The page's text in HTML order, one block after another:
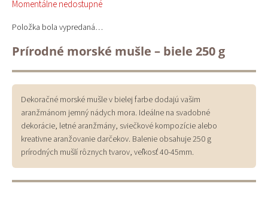
cena:
Momentálne nedostupné
Položka bola vypredaná…
Prírodné morské mušle – biele 250 g
Dekoračné morské mušle v bielej farbe dodajú vašim
aranžmánom jemný nádych mora. Ideálne na svadobné
dekorácie, letné aranžmány, sviečkové kompozície alebo
kreativne aranžovanie darčekov. Balenie obsahuje 250 g
prírodných mušlí rôznych tvarov, veľkosť 40-45mm.